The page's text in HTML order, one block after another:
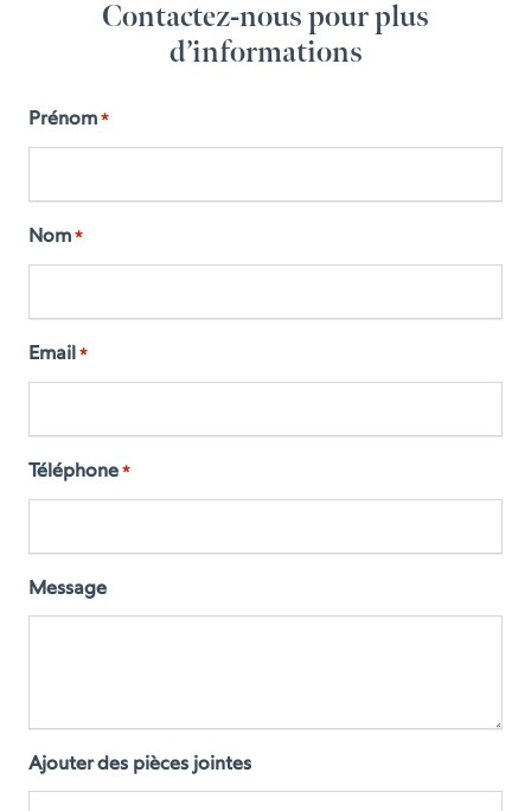
Contactez-nous pour plus
d’informations
Prénom *
Nom *
Email *
Téléphone *
Message
Ajouter des pièces jointes